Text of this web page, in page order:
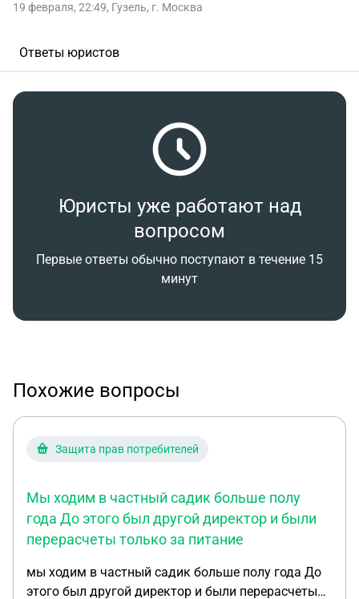
19 февраля, 22:49, Гузель, г. Москва
Ответы юристов
Юристы уже работают над
вопросом
Первые ответы обычно поступают в течение 15
минут
Похожие вопросы
Защита прав потребителей
Мы ходим в частный садик больше полу
года До этого был другой директор и были
перерасчеты только за питание
мы ходим в частный садик больше полу года До
этого был другой директор и были перерасчеты